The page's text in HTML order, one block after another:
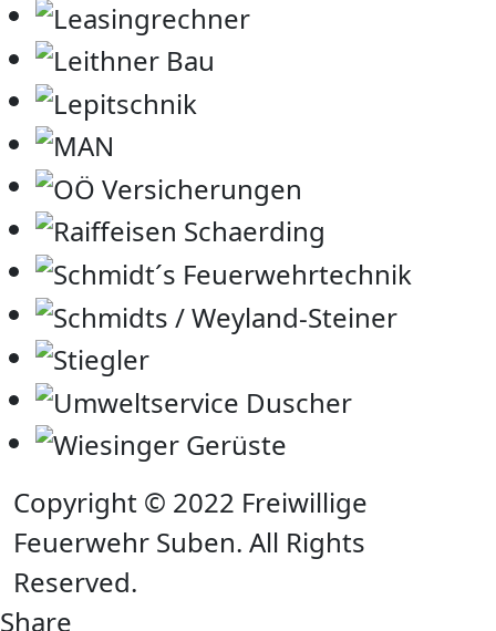
Copyright © 2022 Freiwillige
Feuerwehr Suben. All Rights
Reserved.
Share